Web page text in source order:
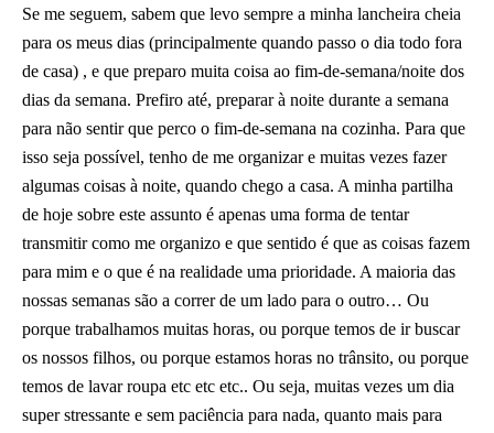
Se me seguem, sabem que levo sempre a minha lancheira cheia
para os meus dias (principalmente quando passo o dia todo fora
de casa) , e que preparo muita coisa ao fim-de-semana/noite dos
dias da semana. Prefiro até, preparar à noite durante a semana
para não sentir que perco o fim-de-semana na cozinha. Para que
isso seja possível, tenho de me organizar e muitas vezes fazer
algumas coisas à noite, quando chego a casa. A minha partilha
de hoje sobre este assunto é apenas uma forma de tentar
transmitir como me organizo e que sentido é que as coisas fazem
para mim e o que é na realidade uma prioridade. A maioria das
nossas semanas são a correr de um lado para o outro… Ou
porque trabalhamos muitas horas, ou porque temos de ir buscar
os nossos filhos, ou porque estamos horas no trânsito, ou porque
temos de lavar roupa etc etc etc.. Ou seja, muitas vezes um dia
super stressante e sem paciência para nada, quanto mais para